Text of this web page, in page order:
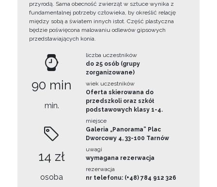
przyrodą. Sama obecność zwierząt w sztuce wynika z
fundamentalnej potrzeby człowieka, by określić relację
między sobą a światem innych istot. Część plastyczna
będzie poświęcona malowaniu odlewów gipsowych
przedstawiających konia.
90 min
min.
14 zł
osoba
liczba uczestników
do 25 osób (grupy
zorganizowane)
wiek uczestników
Oferta skierowana do
przedszkoli oraz szkół
podstawowych klasy 1-4.
miejsce
Galeria „Panorama” Plac
Dworcowy 4, 33-100 Tarnów
uwagi
wymagana rezerwacja
rezerwacja
nr telefonu: (+48) 784 912 326